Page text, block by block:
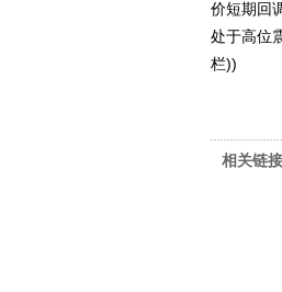
价短期回
处于高位
栏))
相关链接